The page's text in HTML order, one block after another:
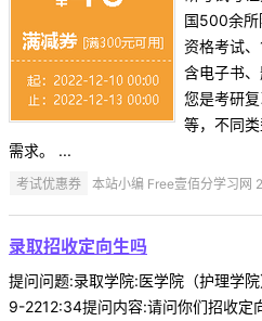
国500余所
资格考试
含电子书
您是考研
等，不同
需求。 ...
考试优惠券 本站小编 Free壹佰分学习网
录取招收定向生吗
提问问题:录取学院:医学院（护理学
9-2212:34提问内容:请问你们招收定